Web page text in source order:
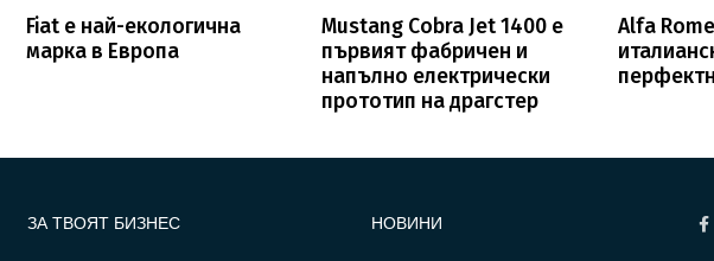
Fiat e най-екологична
марка в Европа
Mustang Cobra Jet 1400 е
първият фабричен и
напълно електрически
прототип на драгстер
Alfa
ЗА ТВОЯТ БИЗНЕС
НОВИНИ